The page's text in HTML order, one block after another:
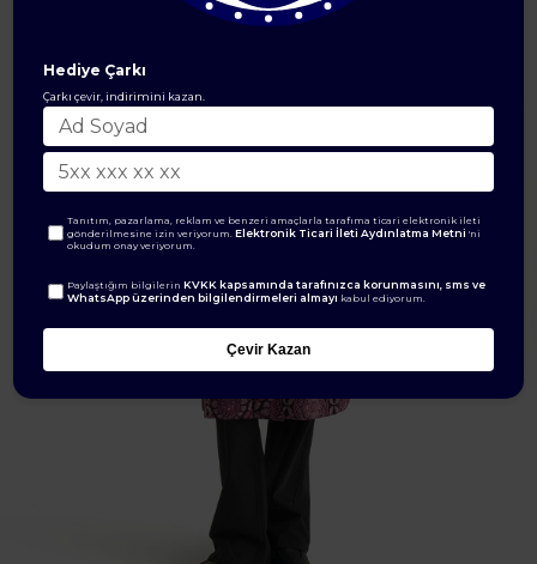
Hediye Çarkı
Çarkı çevir, indirimini kazan.
Tanıtım, pazarlama, reklam ve benzeri amaçlarla tarafıma ticari elektronik ileti
gönderilmesine izin veriyorum.Elektronik Ticari İleti Aydınlatma Metni 'ni
okudum onay veriyorum.
Paylaştığım bilgilerinKVKK kapsamında tarafınızca korunmasını, sms ve
WhatsApp üzerinden bilgilendirmeleri almayı kabul ediyorum.
Çevir Kazan